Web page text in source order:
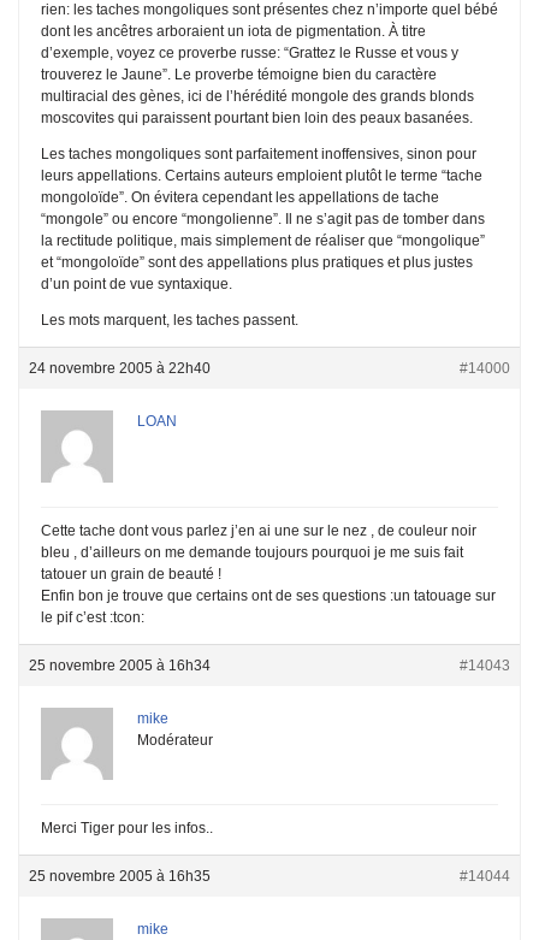
rien: les taches mongoliques sont présentes chez n’importe quel bébé
dont les ancêtres arboraient un iota de pigmentation. À titre
d’exemple, voyez ce proverbe russe: “Grattez le Russe et vous y
trouverez le Jaune”. Le proverbe témoigne bien du caractère
multiracial des gènes, ici de l’hérédité mongole des grands blonds
moscovites qui paraissent pourtant bien loin des peaux basanées.
Les taches mongoliques sont parfaitement inoffensives, sinon pour
leurs appellations. Certains auteurs emploient plutôt le terme “tache
mongoloïde”. On évitera cependant les appellations de tache
“mongole” ou encore “mongolienne”. Il ne s’agit pas de tomber dans
la rectitude politique, mais simplement de réaliser que “mongolique”
et “mongoloïde” sont des appellations plus pratiques et plus justes
d’un point de vue syntaxique.
Les mots marquent, les taches passent.
24 novembre 2005 à 22h40 #14000
LOAN
Cette tache dont vous parlez j’en ai une sur le nez , de couleur noir
bleu , d’ailleurs on me demande toujours pourquoi je me suis fait
tatouer un grain de beauté !
Enfin bon je trouve que certains ont de ses questions :un tatouage sur
le pif c’est :tcon:
25 novembre 2005 à 16h34 #14043
mike
Modérateur
Merci Tiger pour les infos..
25 novembre 2005 à 16h35 #14044
mike